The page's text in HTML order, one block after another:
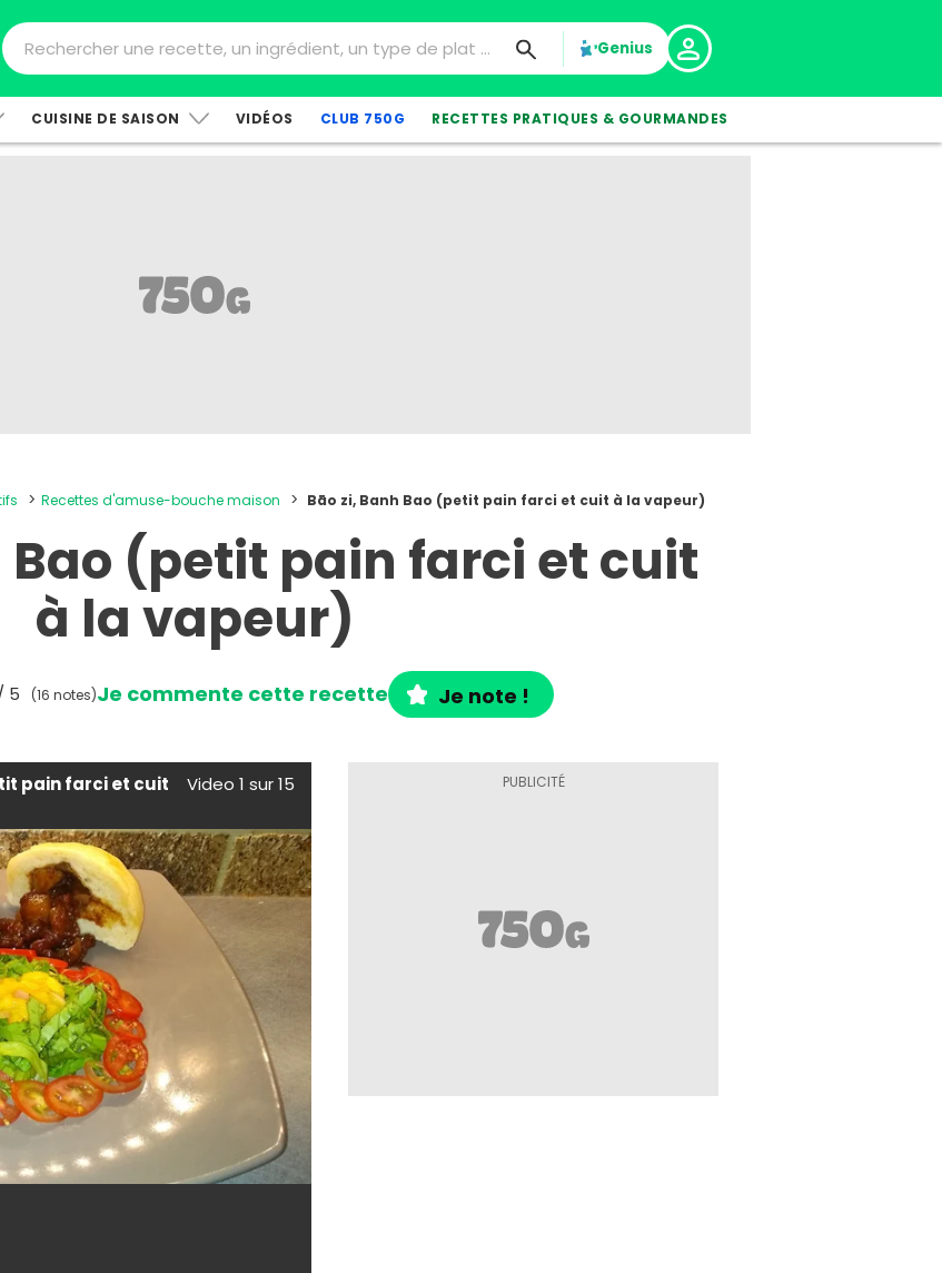
Genius
CUISINE DE SAISON VIDÉOS CLUB 750G RECETTES PRATIQUES & GOURMANDES
Recettes d'amuse-bouche maison Bāo zi, Banh Bao (petit pain farci et cuit à la vapeur)
Bao (petit pain farci et cuit
à la vapeur)
5 (16 notes)Je commente cette recette Je note !
pain farci et cuit
Video 1 sur 15